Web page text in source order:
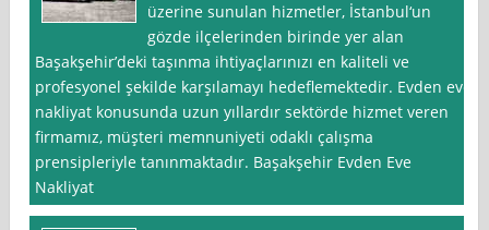
üzerine sunulan hizmetler, İstanbul‘un
gözde ilçelerinden birinde yer alan
Başakşehir’deki taşınma ihtiyaçlarınızı en kaliteli ve
profesyonel şekilde karşılamayı hedeflemektedir. Evden eve
nakliyat konusunda uzun yıllardır sektörde hizmet veren
firmamız, müşteri memnuniyeti odaklı çalışma
prensipleriyle tanınmaktadır. Başakşehir Evden Eve
Nakliyat